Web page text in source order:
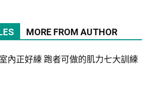
MORE FROM AUTHOR
內正好練 跑者可做的肌力七大訓練